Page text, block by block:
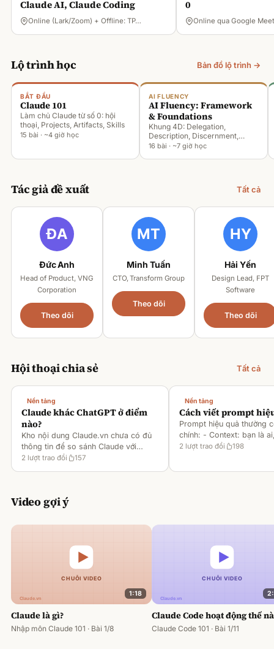
Claude AI, Claude Coding
Online (Lark/Zoom) + Offline: TP…
0
Online qua Google Meet
Lộ trình học Bản đồ lộ trình →
BẮT ĐẦU
Claude 101
Làm chủ Claude từ số 0: hội
thoại, Projects, Artifacts, Skills
15 bài · ~4 giờ học
AI FLUENCY
AI Fluency: Framework
& Foundations
Khung 4D: Delegation,
Description, Discernment,
Diligence
16 bài · ~7 giờ học
Tác giả đề xuất Tất cả
Đức Anh
Head of Product, VNG
Corporation
Theo dõi
Minh Tuấn
CTO, Transform Group
Theo dõi
Hải Yến
Design Lead, FPT
Software
Theo dõi
Hội thoại chia sẻ Tất cả
Nền tảng
Claude khác ChatGPT ở điểm
nào?
Kho nội dung Claude.vn chưa có đủ
thông tin để so sánh Claude với
ChatGPT. Hiện chỉ có tài liệu về
2 lượt trao đổi 157
Nền tảng
Cách viết prompt
Prompt hiệu quả thường
chính: - Context: bạn là
gì [1][2][6] - Task: muốn
2 lượt trao đổi 198
Video gợi ý
1:18
Claude là gì?
Nhập môn Claude 101 · Bài 1/8
Claude Code hoạt động thế
Claude Code 101 · Bài 1/11